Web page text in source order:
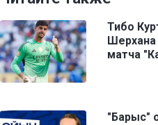
Тибо
Шерхана
матча
"Барыс"